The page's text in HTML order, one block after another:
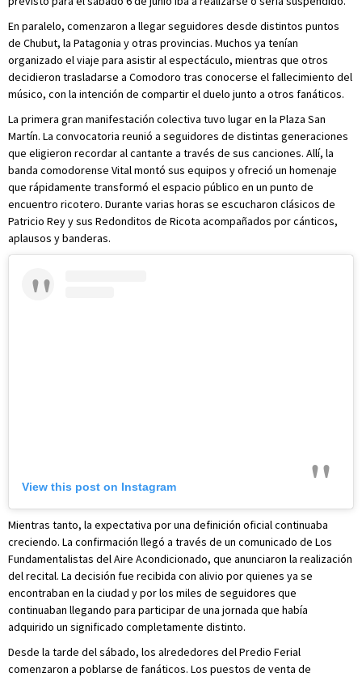
En paralelo, comenzaron a llegar seguidores desde distintos puntos
de Chubut, la Patagonia y otras provincias. Muchos ya tenían
organizado el viaje para asistir al espectáculo, mientras que otros
decidieron trasladarse a Comodoro tras conocerse el fallecimiento del
músico, con la intención de compartir el duelo junto a otros fanáticos.
La primera gran manifestación colectiva tuvo lugar en la Plaza San
Martín. La convocatoria reunió a seguidores de distintas generaciones
que eligieron recordar al cantante a través de sus canciones. Allí, la
banda comodorense Vital montó sus equipos y ofreció un homenaje
que rápidamente transformó el espacio público en un punto de
encuentro ricotero. Durante varias horas se escucharon clásicos de
Patricio Rey y sus Redonditos de Ricota acompañados por cánticos,
aplausos y banderas.
View this post on Instagram
Mientras tanto, la expectativa por una definición oficial continuaba
creciendo. La confirmación llegó a través de un comunicado de Los
Fundamentalistas del Aire Acondicionado, que anunciaron la realización
del recital. La decisión fue recibida con alivio por quienes ya se
encontraban en la ciudad y por los miles de seguidores que
continuaban llegando para participar de una jornada que había
adquirido un significado completamente distinto.
Desde la tarde del sábado, los alrededores del Predio Ferial
comenzaron a poblarse de fanáticos. Los puestos de venta de